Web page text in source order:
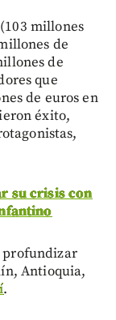
millones
de
de
que
de euros en
éxito,
su crisis con
profundizar
Antioquia,
.